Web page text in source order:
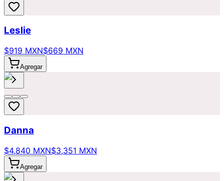
Leslie
$919 MXN$669 MXN
Agregar
Danna
$4,840 MXN$3,351 MXN
Agregar